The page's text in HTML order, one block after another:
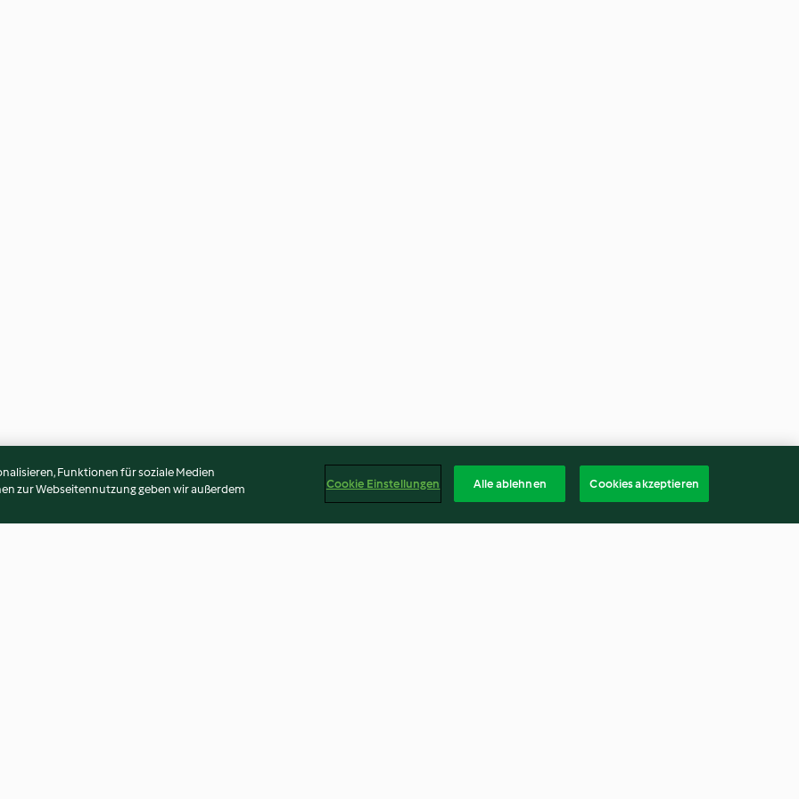
Funktionen für soziale Medien
zur Webseitennutzung geben wir außerdem
Cookie Einstellungen Alle ablehnen Cookies akzeptieren